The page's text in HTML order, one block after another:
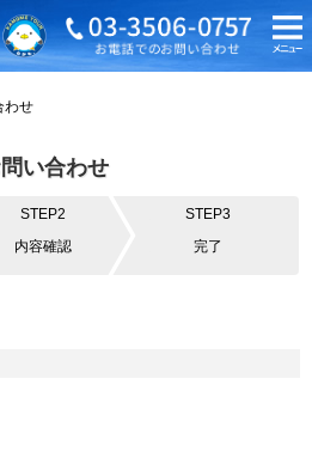
わせ
い合わせ
STEP2
内容確認
STEP3
完了